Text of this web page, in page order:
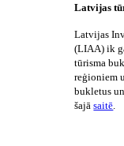
Latvijas
Latvijas
(LIAA) ik
tūrisma
reģioniem
bukletus
šajāsaitē